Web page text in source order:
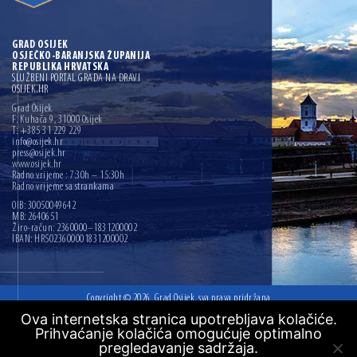
GRAD OSIJEK
OSJEČKO-BARANJSKA ŽUPANIJA
REPUBLIKA HRVATSKA
SLUŽBENI PORTAL GRADA NA DRAVI
OSIJEK.HR
Grad Osijek
F. Kuhača 9, 31000 Osijek
T: +385 31 229 229
info@osijek.hr
press@osijek.hr
www.osijek.hr
Radno vrijeme : 7:30h – 15:30h
Radno vrijeme sa strankama
OIB: 30050049642
MB: 2640651
Žiro-račun: 2360000–1831200002
IBAN: HR5023600001831200002
Copyright © 2026. Grad Osijek, sva prava pridržana
Digitalna pristupačnost
Mapa web mjesta
Ova internetska stranica upotrebljava kolačiće.
Prihvaćanje kolačića omogućuje optimalno
pregledavanje sadržaja.